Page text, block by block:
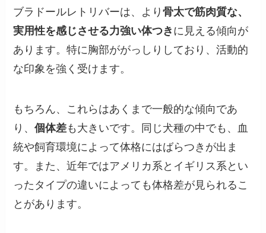
ブラドールレトリバーは、より骨太で筋肉質な、
実用性を感じさせる力強い体つき に見える傾向が
あります。特に胸部ががっしりしており、活動的
な印象を強く受けます。
もちろん、これらはあくまで一般的な傾向であ
り、個体差も大きいです。同じ犬種の中でも、血
統や飼育環境によって体格にはばらつきが出ま
す。また、近年ではアメリカ系とイギリス系とい
ったタイプの違いによっても体格差が見られるこ
とがあります。